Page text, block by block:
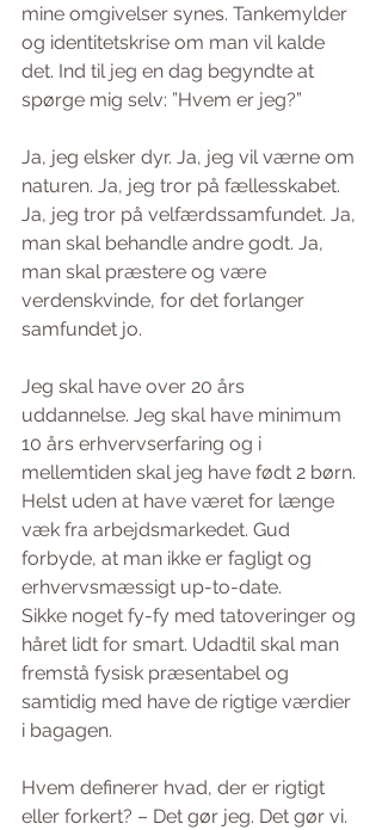
mine omgivelser synes. Tankemylder
og identitetskrise om man vil kalde
det. Ind til jeg en dag begyndte at
spørge mig selv: ”Hvem er jeg?”
Ja, jeg elsker dyr. Ja, jeg vil værne om
naturen. Ja, jeg tror på fællesskabet.
Ja, jeg tror på velfærdssamfundet. Ja,
man skal behandle andre godt. Ja,
man skal præstere og være
verdenskvinde, for det forlanger
samfundet jo.
Jeg skal have over 20 års
uddannelse. Jeg skal have minimum
10 års erhvervserfaring og i
mellemtiden skal jeg have født 2 børn.
Helst uden at have været for længe
væk fra arbejdsmarkedet. Gud
forbyde, at man ikke er fagligt og
erhvervsmæssigt up-to-date.
Sikke noget fy-fy med tatoveringer og
håret lidt for smart. Udadtil skal man
fremstå fysisk præsentabel og
samtidig med have de rigtige værdier
i bagagen.
Hvem definerer hvad, der er rigtigt
eller forkert? – Det gør jeg. Det gør vi.